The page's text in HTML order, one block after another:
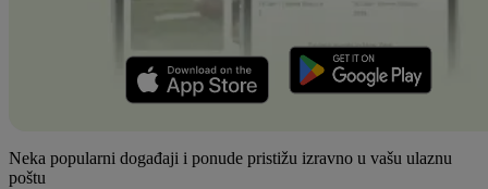
Neka popularni događaji i ponude pristižu izravno u vašu ulaznu
poštu